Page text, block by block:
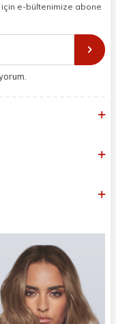
hedefliyor,
olan
e-bültenimize abone